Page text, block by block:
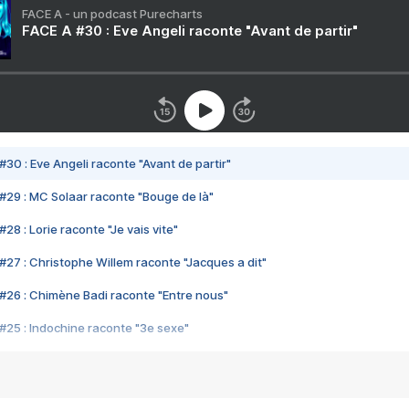
FACE A - un podcast Purecharts
FACE A #30 : Eve Angeli raconte "Avant de partir"
#30 : Eve Angeli raconte "Avant de partir"
#29 : MC Solaar raconte "Bouge de là"
#28 : Lorie raconte "Je vais vite"
#27 : Christophe Willem raconte "Jacques a dit"
#26 : Chimène Badi raconte "Entre nous"
#25 : Indochine raconte "3e sexe"